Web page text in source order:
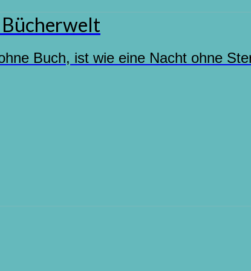
Bücherwelt
Buch, ist wie eine Nacht ohne